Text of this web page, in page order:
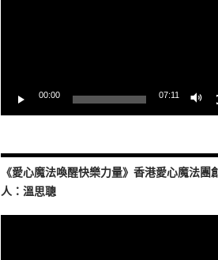
00:00 07:11
《愛心魔法喚醒快樂力量》香港愛心魔法團
人：溫思聰